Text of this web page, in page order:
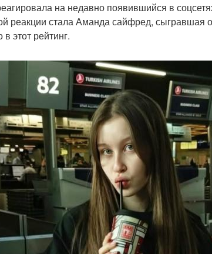
на недавно появившийся в
реакции стала Аманда сайфред, сыгравшая
этот рейтинг.